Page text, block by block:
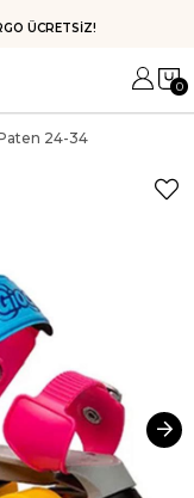
0
24-34